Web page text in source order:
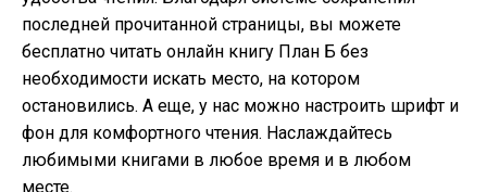
последней прочитанной страницы, вы можете
бесплатно читать онлайн книгу План Б без
необходимости искать место, на котором
остановились. А еще, у нас можно настроить шрифт и
фон для комфортного чтения. Наслаждайтесь
любимыми книгами в любое время и в любом
месте.